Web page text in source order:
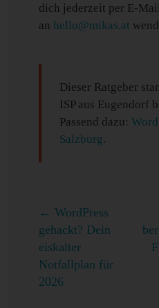
dich jederzeit per E-Mail
an hello@mikas.at
Dieser Ratgeber
ISP aus Eugendorf
Passend dazu:
Salzburg.
←WordPress
gehackt? Dein
eiskalter
Notfallplan für
2026